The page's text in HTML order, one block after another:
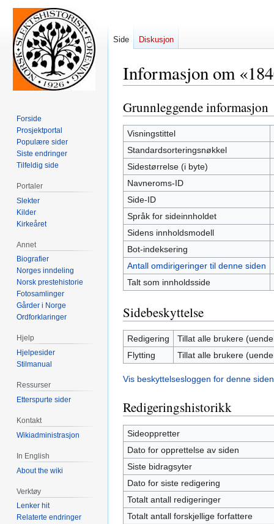
Informasjon om
Hopp
til
navigering
Hopp
til
søk
Grunnleggende informasjon
Visningstittel
Standardsorteringsnøkkel
Sidestørrelse (i byte)
Navneroms-ID
Side-ID
Språk for sideinnholdet
Sidens innholdsmodell
Bot-indeksering
Antall omdirigeringer til denne siden
Talt som innholdsside
Sidebeskyttelse
Redigering
Tillat alle brukere
Flytting
Tillat alle brukere
Vis beskyttelsesloggen for denne
Redigeringshistorikk
Sideoppretter
Dato for opprettelse av siden
Siste bidragsyter
Dato for siste redigering
Totalt antall redigeringer
Totalt antall forskjellige forfattere
Side Diskusjon
Forside
Prosjektportal
Populære sider
Siste endringer
Tilfeldig side
Portaler
Slekter
Kilder
Kirkeåret
Annet
Biografier
Norges inndeling
Norsk prestehistorie
Fotosamlinger
Gårder i Norge
Ordforklaringer
Hjelp
Hjelpesider
Stilmanual
Ressurser
Etterspurte sider
Kontakt
Wikiadministrasjon
In English
About the wiki
Verktøy
Lenker hit
Relaterte endringer